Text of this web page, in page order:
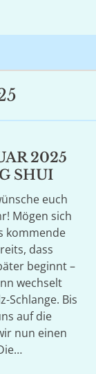
2025
SHUI
euch
Mögen sich
kommende
dass
beginnt –
wechselt
Schlange. Bis
auf die
nun einen